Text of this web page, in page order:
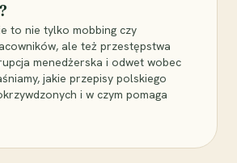
to nie tylko mobbing czy
ale też przestępstwa
menedżerska i odwet wobec
jakie przepisy polskiego
i w czym pomaga